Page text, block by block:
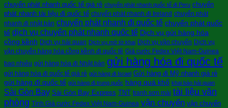
chuyển phát nhanh quốc tế giá rẻ chuyển phát nhanh quốc tế đi Peru chuyển
phát nhanh tài liệu đi quốc tế chuyển phát nhanh đi Ireland chuyển phát
nhanh đi nhật bản chuyển phát nhanh đi quốc tế chuyển phát quốc
tế dịch vụ chuyển phát nhanh quốc tế Dịch vụ gửi hàng hóa
cồng kềnh Dịch vụ hải quan Dịch vụ mở tờ khai Dịch vụ vận chuyển Dịch vụ
vận chuyển hàng hóa cồng kềnh đi quốc tê Giá cước Fedex Việt Nam-Guinea
bao nhiêu gửi hàng hóa đi Nhật bản gửi hàng hóa đi quốc tế
gửi hàng hóa đi quốc tế giá rẻ gửi hàng đi Israel Gửi hàng đi Mỹ nhanh giá rẻ
gửi hàng đi quốc tế gửi hàng đi trung quốc hàng quá khổ khai báo hải quan
Sài Gòn Bay Sài Gòn Bay Express TNT tranh sơn mài tài liệu văn
phòng Tính Giá cước Fedex Việt Nam-Guinea vận chuyển vận chuyển